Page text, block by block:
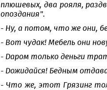
плюшевых, два рояля,
опоздания".
- Ну, а потом, что же они,
- Вот чудак! Мебель они
- Даром только деньги
- Дожидайся! Бедным
- Что же, этот Грязинг